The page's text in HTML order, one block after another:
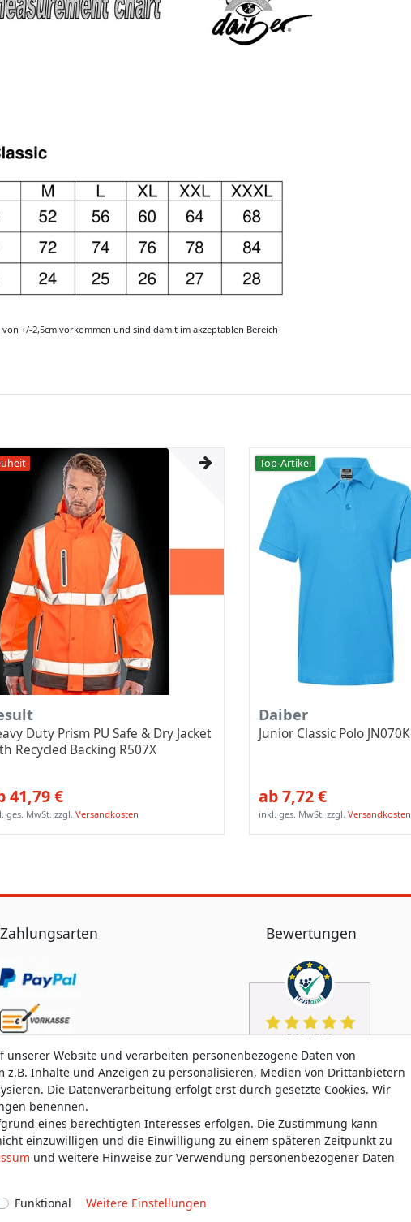
+/-2,5cm vorkommen und sind damit im akzeptablen Bereich
Duty Prism PU Safe & Dry Jacket
Recycled Backing R507X
41,79 €
ges. MwSt. zzgl.Versandkosten
Top-Artikel
Daiber
Junior Classic Polo JN070K
ab 7,72 €
inkl. ges. MwSt. zzgl.Versandkosten
Zahlungsarten Bewertungen
Daten­schutz­erklärung AGB
Website und verarbeiten personenbezogene Daten von
z.B. Inhalte und Anzeigen zu personalisieren, Medien von Drittanbietern
Die Datenverarbeitung erfolgt erst durch gesetzte Cookies. Wir
benennen.
eines berechtigten Interesses erfolgen. Die Zustimmung kann
einzuwilligen und die Einwilligung zu einem späteren Zeitpunkt zu
und weitere Hinweise zur Verwendung personenbezogener Daten
Funktional Weitere Einstellungen